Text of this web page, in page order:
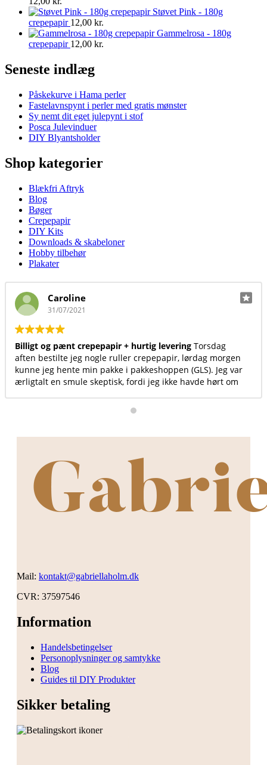
Støvet Pink - 180g
crepepapir 12,00 kr.
Gammelrosa - 180g
crepepapir 12,00 kr.
Seneste indlæg
Påskekurve i Hama perler
Fastelavnspynt i perler med gratis mønster
Sy nemt dit eget julepynt i stof
Posca Julevinduer
DIY Blyantsholder
Shop kategorier
Blækfri Aftryk
Blog
Bøger
Crepepapir
DIY Kits
Downloads & skabeloner
Hobby tilbehør
Plakater
Annika Bak Hansen
23/06/2021
Virkelig et fint sted at handle. Kvaliteten er i top, både
produkterne, levering og kundeservice.
Mail: kontakt@gabriellaholm.dk
CVR: 37597546
Information
Handelsbetingelser
Personoplysninger og samtykke
Blog
Guides til DIY Produkter
Sikker betaling